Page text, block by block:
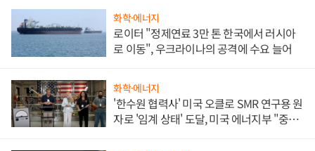
화학·에너지
로이터 "정제연료 3만 톤 한국에서 러시아
로 이동", 우크라이나의 공격에 수요 늘어
화학·에너지
'한수원 협력사' 미국 오클로 SMR 연구용 원
자로 '임계 상태' 도달, 미국 에너지부 "중요